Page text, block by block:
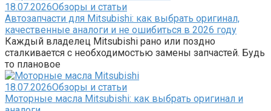
18.07.2026Обзоры и статьи
Автозапчасти для Mitsubishi: как выбрать оригинал,
качественные аналоги и не ошибиться в 2026 году
Каждый владелец Mitsubishi рано или поздно
сталкивается с необходимостью замены запчастей. Будь
то плановое
18.07.2026Обзоры и статьи
Моторные масла Mitsubishi: как выбрать оригинал и